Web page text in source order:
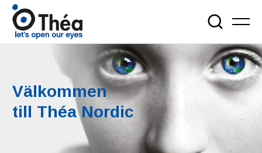
Välkommen
till Théa Nordic